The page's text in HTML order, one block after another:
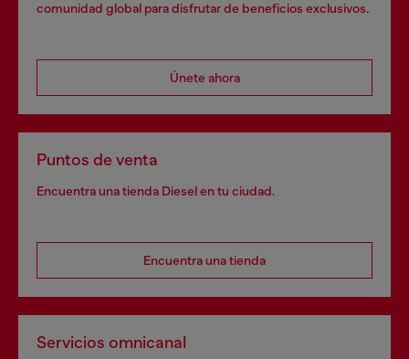
comunidad global para disfrutar de beneficios exclusivos.
Únete ahora
Puntos de venta
Encuentra una tienda Diesel en tu ciudad.
Encuentra una tienda
Servicios omnicanal